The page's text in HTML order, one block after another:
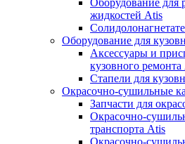
жидкостей Atis
Оборудование для
Аксессуары и
кузовного
Стапели для
Окрасочно-сушильные
Запчасти для
Окрасочно-
транспорта Atis
Окрасочно-